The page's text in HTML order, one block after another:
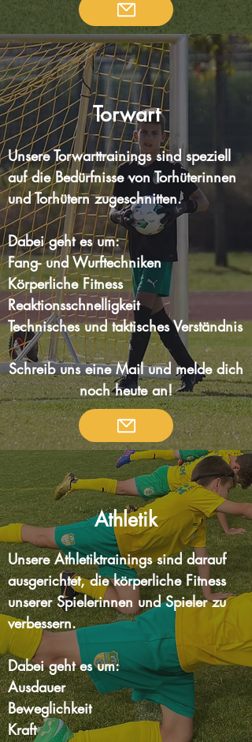
Torwart
UnsereTorwarttrainings sind speziell
auf die Bedürfnisse von Torhüterinnen
und Torhütern zugeschnitten.
Dabei geht es um:
Fang-und Wurftechniken
Körperliche Fitness
Reaktionsschnelligkeit
Technisches und taktisches Verständnis
Schreib uns eine Mail und melde dich
noch heute an!
Athletik
UnsereAthletiktrainings sind darauf
ausgerichtet, die körperlicheFitness
unserer Spielerinnen und Spieler zu
verbessern.
Dabei geht es um:
Ausdauer
Beweglichkeit
Kraft